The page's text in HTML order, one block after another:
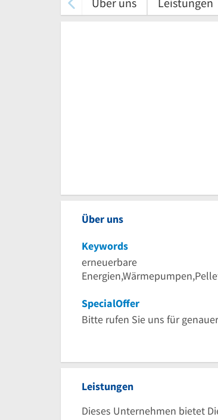
Über uns
Keywords
erneuerbare
SpecialOffer
Bitte rufen Sie uns für
Leistungen
Dieses Unternehmen bietet